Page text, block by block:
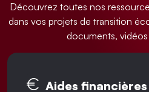
Découvrez toutes nos
dans vos projets de transition
documents,
Onglets
Aides financières